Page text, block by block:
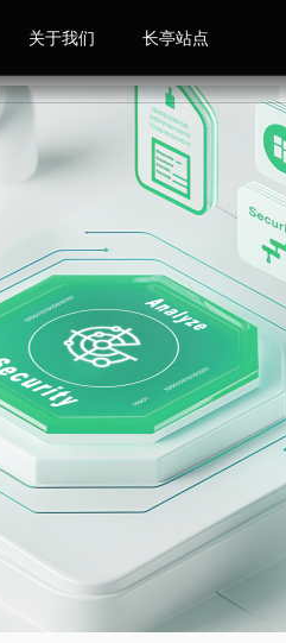
关于我们 长亭站点